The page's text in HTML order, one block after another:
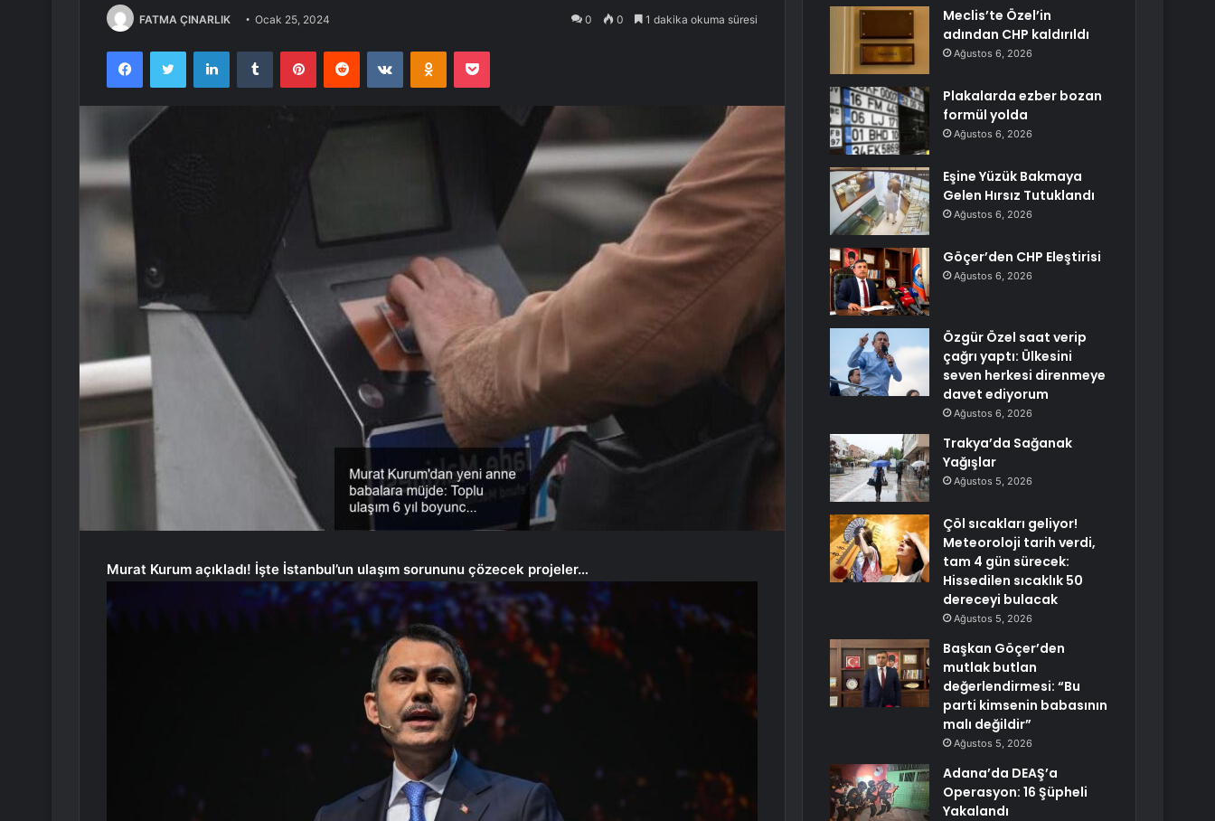
FATMA ÇINARLIK Ocak 25, 2024 0 0 1 dakika okuma süresi
FacebookTwitter LinkedInTumblr PinterestReddit VKontakteOdnoklassniki
Pocket
Murat Kurum açıkladı! İşte İstanbul’un ulaşım sorununu çözecek projeler…
Meclis’te Özel’in
adından CHP kaldırıldı
Ağustos 6, 2026
Plakalarda ezber bozan
formül yolda
Ağustos 6, 2026
Eşine Yüzük Bakmaya
Gelen Hırsız Tutuklandı
Ağustos 6, 2026
Göçer’den CHP Eleştirisi
Ağustos 6, 2026
Özgür Özel saat verip
çağrı yaptı: Ülkesini
seven herkesi direnmeye
davet ediyorum
Ağustos 6, 2026
Trakya’da Sağanak
Yağışlar
Ağustos 5, 2026
Çöl sıcakları geliyor!
Meteoroloji tarih verdi,
tam 4 gün sürecek:
Hissedilen sıcaklık 50
dereceyi bulacak
Ağustos 5, 2026
Başkan Göçer’den
mutlak butlan
değerlendirmesi: “Bu
parti kimsenin babasının
malı değildir”
Ağustos 5, 2026
Adana’da DEAŞ’a
Operasyon: 16 Şüpheli
Yakalandı